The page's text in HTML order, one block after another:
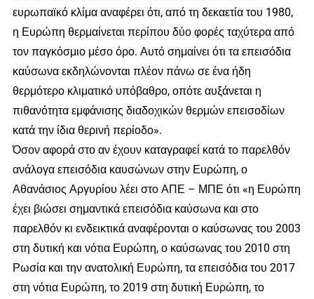
ευρωπαϊκό κλίμα αναφέρει ότι, από τη δεκαετία του 1980,
η Ευρώπη θερμαίνεται περίπου δύο φορές ταχύτερα από
τον παγκόσμιο μέσο όρο. Αυτό σημαίνει ότι τα επεισόδια
καύσωνα εκδηλώνονται πλέον πάνω σε ένα ήδη
θερμότερο κλιματικό υπόβαθρο, οπότε αυξάνεται η
πιθανότητα εμφάνισης διαδοχικών θερμών επεισοδίων
κατά την ίδια θερινή περίοδο».
Όσον αφορά στο αν έχουν καταγραφεί κατά το παρελθόν
ανάλογα επεισόδια καυσώνων στην Ευρώπη, ο
Αθανάσιος Αργυρίου λέει στο ΑΠΕ – ΜΠΕ ότι «η Ευρώπη
έχει βιώσει σημαντικά επεισόδια καύσωνα και στο
παρελθόν κι ενδεικτικά αναφέρονται ο καύσωνας του 2003
στη δυτική και νότια Ευρώπη, ο καύσωνας του 2010 στη
Ρωσία και την ανατολική Ευρώπη, τα επεισόδια του 2017
στη νότια Ευρώπη, το 2019 στη δυτική Ευρώπη, το